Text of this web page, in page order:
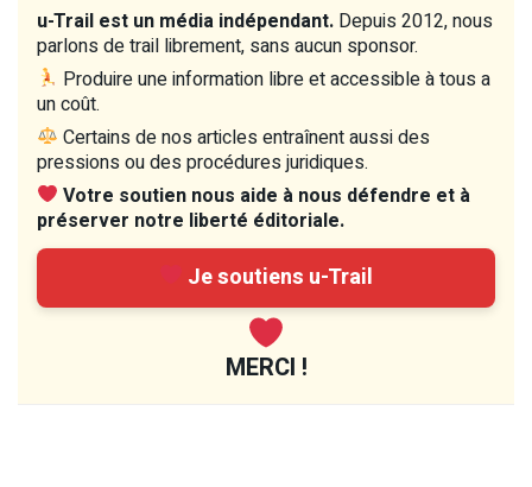
u-Trail est un média indépendant. Depuis 2012, nous
parlons de trail librement, sans aucun sponsor.
Produire une information libre et accessible à tous a
un coût.
Certains de nos articles entraînent aussi des
pressions ou des procédures juridiques.
Votre soutien nous aide à nous défendre et à
préserver notre liberté éditoriale.
Je soutiens u-Trail
MERCI !